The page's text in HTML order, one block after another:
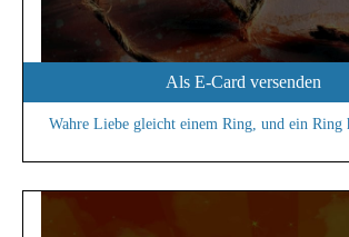
Als E-Card versenden
Wahre Liebe gleicht einem Ring, und ein Ring